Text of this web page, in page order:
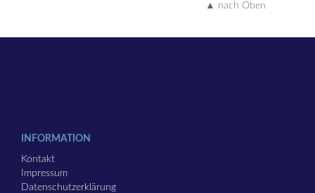
▲ nach Oben
INFORMATION
Kontakt
Impressum
Datenschutzerklärung